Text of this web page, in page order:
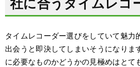
社に合うタイムレコ
タイムレコーダー選びをしていて魅力
出会うと即決してしまいそうになりま
に必要なものかどうかの見極めはとて